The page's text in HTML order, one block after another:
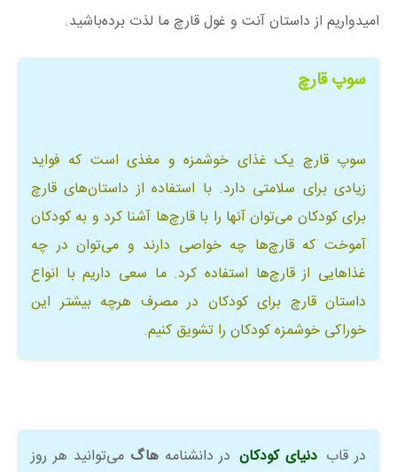
امیدواریم از داستان آنت و غول قارچ ما لذت برده‌باشید.
سوپ قارچ
سوپ قارچ یک غذای خوشمزه و مغذی است که فواید
زیادی برای سلامتی دارد. با استفاده از داستان‌های قارچ
برای کودکان می‌توان آنها را با قارچ‌ها آشنا کرد و به کودکان
آموخت که قارچ‌ها چه خواصی دارند و می‌توان در چه
غذاهایی از قارچ‌ها استفاده کرد. ما سعی داریم با انواع
داستان قارچ برای کودکان در مصرف هرچه بیشتر این
خوراکی خوشمزه کودکان را تشویق کنیم.
در قاب دنیای کودکان در دانشنامههاگ می‌توانید هر روز